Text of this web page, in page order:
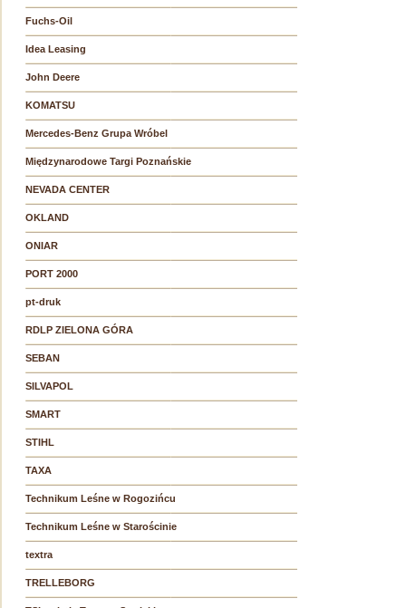
Fuchs-Oil
Idea Leasing
John Deere
KOMATSU
Mercedes-Benz Grupa Wróbel
Międzynarodowe Targi Poznańskie
NEVADA CENTER
OKLAND
ONIAR
PORT 2000
pt-druk
RDLP ZIELONA GÓRA
SEBAN
SILVAPOL
SMART
STIHL
TAXA
Technikum Leśne w Rogozińcu
Technikum Leśne w Starościnie
textra
TRELLEBORG